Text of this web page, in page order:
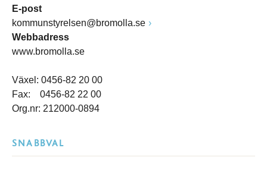
E-post
kommunstyrelsen@bromolla.se
Webbadress
www.bromolla.se
Växel: 0456-82 20 00
Fax: 0456-82 22 00
Org.nr: 212000-0894
SNABBVAL